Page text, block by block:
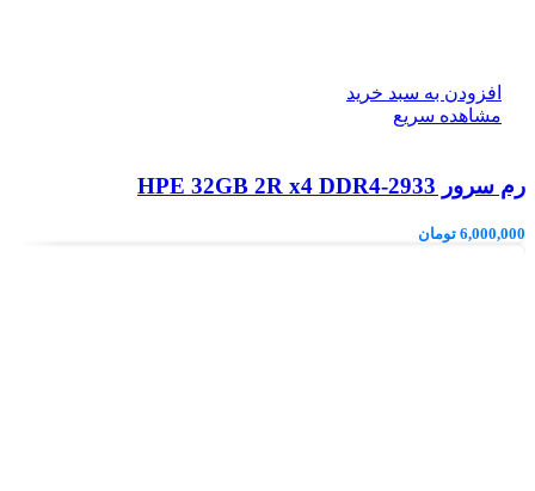
افزودن به سبد خرید
مشاهده سریع
رم سرور HPE 32GB 2R x4 DDR4‑2933
6,000,000 تومان